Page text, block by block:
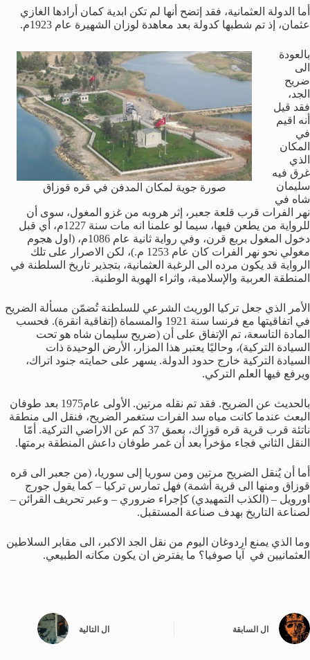
أما الدولة العثمانية، فقد إتضح أنها لم تكن ابدية كمان أرادها الغازي
عثمان، إذ تم شطبها كدولة بعد معاهدة لوزان الشهيرة عام 1923م.
صورة جوية لمكان المدفن في قره قوزاق
بالعودة
الى
ضريح
الجد،
فقد قيل
أنه اقيم
في
المكان
الذي
غرق فيه
سليمان
شاه في
نهر الفرات قرب قلعة جعبر، إثر هروبه من غزو المغول، سوى أن
للرواية من يطعن فيها، سيما لو علمنا انه مات سنة 1227م، أي قبل
دخول المغول بربع قرن، وفي رواية ثانية عام 1086م، (اول هجوم
مغولي نحو نهر الفرات كان عام 1253 م.)، لكن الاصرار على تلك
الرواية قد يكون مرده الى الرغبة العثمانية، بتجذير تاريخ السلطنة في
المنطقة العربية والإسلامية، واثراء الهوية الوطنية.
الأمر الذي جعل تركيا الوريث الشرعي للسلطنة تُضمّن مسألة الضريح
في اتفاقيتها مع فرنسا سنة 1921 والمسماة (إتفاقية انقرة). فحسب
المادة التاسعة، تم الإتفاق على أن (ضريح سليمان شاه هو تحت
السيادة التركية)، وحاليًا يعتبر هذا المزار، الأرض الوحيدة ذات
السيادة التركية خارج حدود الدولة. يسهر على حمايته جنود اتراك،
ويرفع فيها العلم التركي.
بالحديث عن الضريح. فقد تم نقله مرتين. الأولى عام1975 بعد طوفان
البعث عندما كانت مياه سد الفرات ستغمر الضريح، فنقل الى منطقة
ناتئة قرب قرية قره قوزاك، بعمق 37 كم عن الاراضي التركية. أمّا
النقل الثاني فجاء مؤخراً بعد أن غمر طوفان داعش المنطقة برمتها.
أما أن يُنقل الضريح مرتين ومن سوريا إلى سوريا، (من جعبر الى قره
قوزاق ومنها الى قرية أشمة) فهل تمارس تركيا – كما يقول جورج
اورويل – (الكذب التمهيدي) كإجراء ضروري – وعبر تحريف القرائن –
لصناعة التاريخ بهدف صناعة المستقبل.
وما الذي يمنع اردوغان اليوم من نقل الجد الاكبر، الى مقابر السلاطين
العثمانيين في آيا صوفيا؟ ما يفترض ان يكون مكانه الطبيعي.
ال السابقة ال التالية